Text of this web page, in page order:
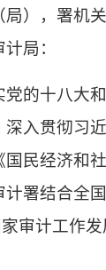
），署机
局：
的十八大
深入贯彻习
民经济和
署结合全
审计工作